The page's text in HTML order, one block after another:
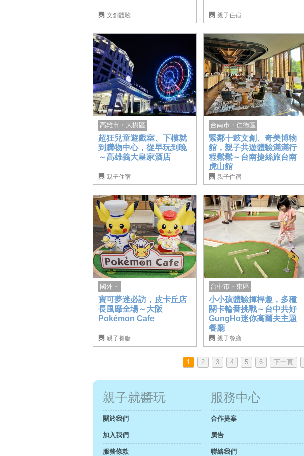
文創體驗 親子住宿
高雄市・大樹區
超狂兒童遊戲室、下樓就
到購物中心，從早玩到晚
～高雄義大皇家酒店
親子住宿
台南市・仁德區
緊鄰十鼓文創、奇美博物
館，親子共遊體驗滿滿行
程鬆鬆～台南捷絲旅台南
虎山館
親子住宿
國外・
寶可夢迷必訪，皮卡丘店
長風靡全場～大阪
Pokémon Cafe
親子餐廳
台中市・東區
小小孩體驗揮桿趣，多種
關卡輪番挑戰～台中共好
GungHo迷你高爾夫主題
餐廳
親子餐廳
1 2 3 4 5 6 下一頁
親子就醬玩
關於我們
加入我們
服務條款
服務中心
合作提案
廣告
聯絡我們